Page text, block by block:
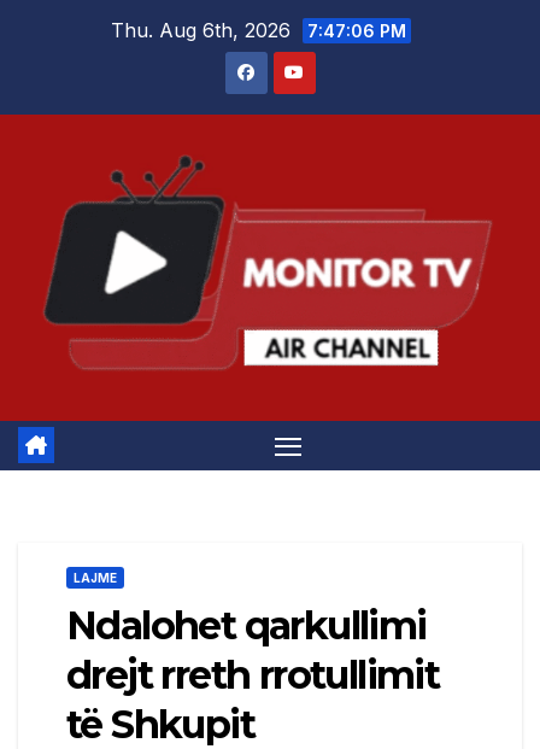
Thu. Aug 6th, 2026 7:47:06 PM
LAJME
Ndalohet qarkullimi
drejt rreth rrotullimit
të Shkupit